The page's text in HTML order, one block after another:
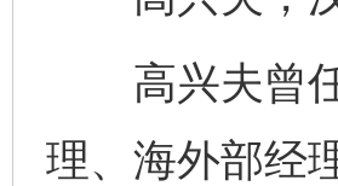
高兴夫曾任
理、海外部经
完善运行机制助力责任有效落实